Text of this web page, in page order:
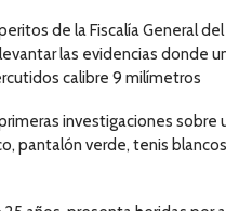
de la Fiscalía General
las evidencias donde
calibre 9 milímetros
investigaciones sobre
pantalón verde, tenis